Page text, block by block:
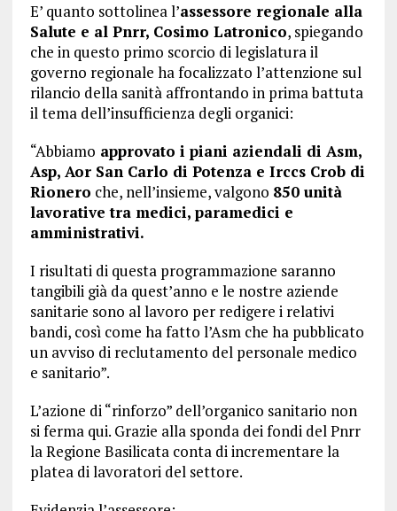
E’ quanto sottolinea l’assessore regionale alla
Salute e al Pnrr, Cosimo Latronico, spiegando
che in questo primo scorcio di legislatura il
governo regionale ha focalizzato l’attenzione sul
rilancio della sanità affrontando in prima battuta
il tema dell’insufficienza degli organici:
“Abbiamo approvato i piani aziendali di Asm,
Asp, Aor San Carlo di Potenza e Irccs Crob di
Rionero che, nell’insieme, valgono 850 unità
lavorative tra medici, paramedici e
amministrativi.
I risultati di questa programmazione saranno
tangibili già da quest’anno e le nostre aziende
sanitarie sono al lavoro per redigere i relativi
bandi, così come ha fatto l’Asm che ha pubblicato
un avviso di reclutamento del personale medico
e sanitario”.
L’azione di “rinforzo” dell’organico sanitario non
si ferma qui. Grazie alla sponda dei fondi del Pnrr
la Regione Basilicata conta di incrementare la
platea di lavoratori del settore.